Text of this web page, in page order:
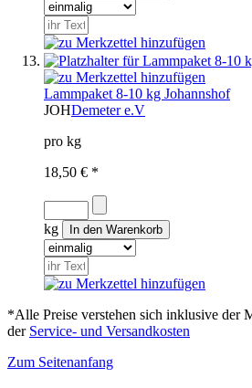
Lammpaket 8-10 kg Johannshof
JOHDemeter e.V
pro kg
18,50 € *
kg
*Alle Preise verstehen sich inklusive der
der Service- und Versandkosten
Zum Seitenanfang